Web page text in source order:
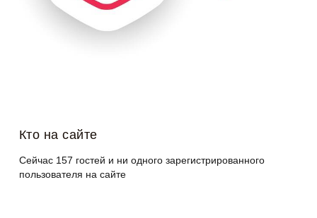
Кто на сайте
Сейчас 157 гостей и ни одного зарегистрированного
пользователя на сайте